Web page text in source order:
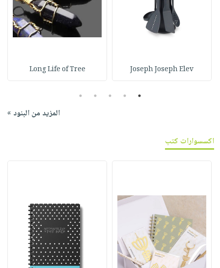
Joseph Joseph Elev
Long Life of Tree
1
2
3
4
5
المزيد من البنود »
اكسسوارات كتب